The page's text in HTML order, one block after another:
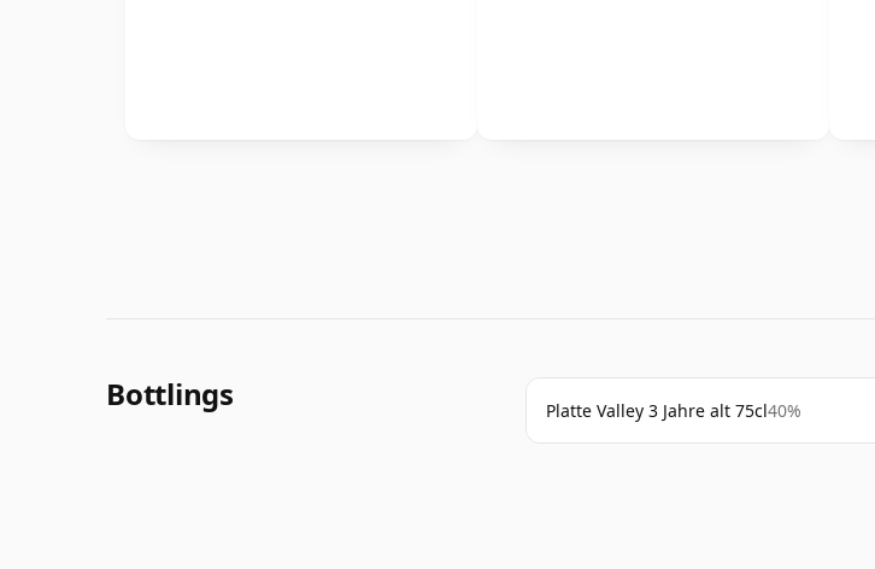
Bottlings Platte Valley 3 Jahre alt 75cl40%